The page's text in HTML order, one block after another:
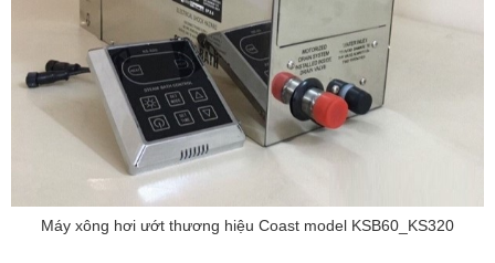
Máy xông hơi ướt thương hiệu Coast model KSB60_KS320